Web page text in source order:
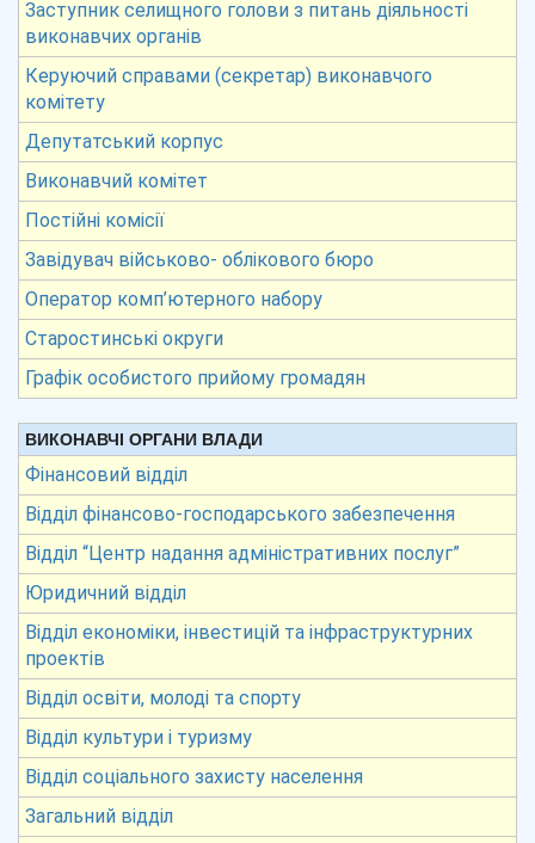
Заступник селищного голови з питань діяльності
виконавчих органів
Керуючий справами (секретар) виконавчого
комітету
Депутатський корпус
Виконавчий комітет
Постійні комісії
Завідувач військово- облікового бюро
Оператор комп’ютерного набору
Старостинські округи
Графік особистого прийому громадян
ВИКОНАВЧІ ОРГАНИ ВЛАДИ
Фінансовий відділ
Відділ фінансово-господарського забезпечення
Відділ “Центр надання адміністративних послуг”
Юридичний відділ
Відділ економіки, інвестицій та інфраструктурних
проектів
Відділ освіти, молоді та спорту
Відділ культури і туризму
Відділ соціального захисту населення
Загальний відділ